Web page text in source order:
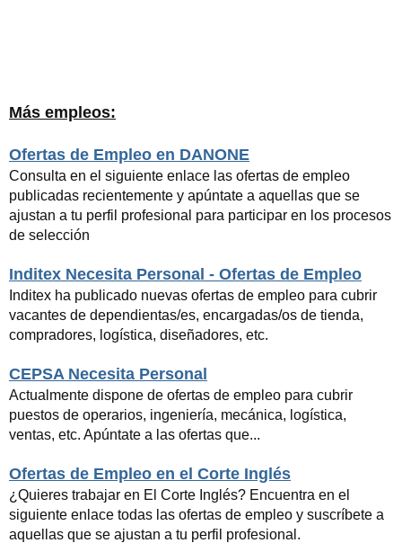
Más empleos:
Ofertas de Empleo en DANONE
Consulta en el siguiente enlace las ofertas de empleo
publicadas recientemente y apúntate a aquellas que se
ajustan a tu perfil profesional para participar en los procesos
de selección
Inditex Necesita Personal - Ofertas de Empleo
Inditex ha publicado nuevas ofertas de empleo para cubrir
vacantes de dependientas/es, encargadas/os de tienda,
compradores, logística, diseñadores, etc.
CEPSA Necesita Personal
Actualmente dispone de ofertas de empleo para cubrir
puestos de operarios, ingeniería, mecánica, logística,
ventas, etc. Apúntate a las ofertas que...
Ofertas de Empleo en el Corte Inglés
¿Quieres trabajar en El Corte Inglés? Encuentra en el
siguiente enlace todas las ofertas de empleo y suscríbete a
aquellas que se ajustan a tu perfil profesional.